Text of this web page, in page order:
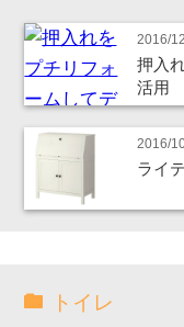
2016/
押入
活用
2016/
ライ
トイレ